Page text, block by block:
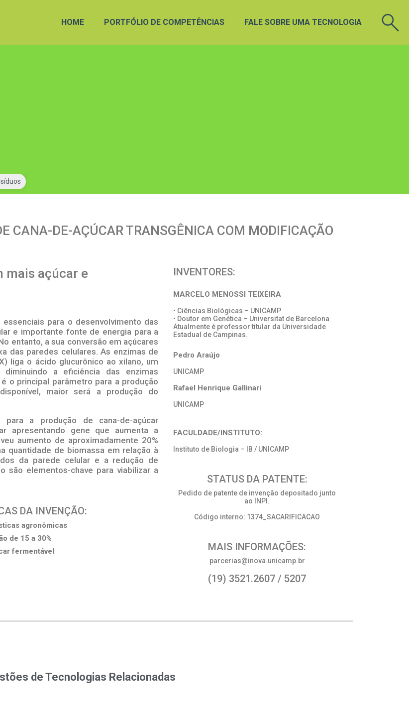
HOME PORTFÓLIO DE COMPETÊNCIAS FALE SOBRE UMA TECNOLOGIA
CANA-DE-AÇÚCAR TRANSGÊNICA COM MODIFICAÇÃO
mais açúcar e
para o desenvolvimento das
e importante fonte de energia para a
entanto, a sua conversão em açúcares
das paredes celulares. As enzimas de
liga o ácido glucurônico ao xilano, um
a eficiência das enzimas
o principal parâmetro para a produção
maior será a produção do
a produção de cana-de-açúcar
apresentando gene que aumenta a
aumento de aproximadamente 20%
quantidade de biomassa em relação à
da parede celular e a redução de
são elementos-chave para viabilizar a
DA INVENÇÃO:
agronômicas
de 15 a 30%
fermentável
INVENTORES:
MARCELO MENOSSI TEIXEIRA
• Ciências Biológicas – UNICAMP
• Doutor em Genética – Universitat de Barcelona
Atualmente é professor titular da Universidade
Estadual de Campinas.
Pedro Araújo
UNICAMP
Rafael Henrique Gallinari
UNICAMP
FACULDADE/INSTITUTO:
Instituto de Biologia – IB / UNICAMP
STATUS DA PATENTE:
Pedido de patente de invenção depositado junto
ao INPI.
Código interno: 1374_SACARIFICACAO
MAIS INFORMAÇÕES:
parcerias@inova.unicamp.br
(19) 3521.2607 / 5207
de Tecnologias Relacionadas